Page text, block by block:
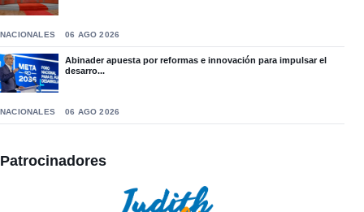
NACIONALES 06 AGO 2026
Abinader apuesta por reformas e innovación para impulsar el
desarro...
NACIONALES 06 AGO 2026
Patrocinadores